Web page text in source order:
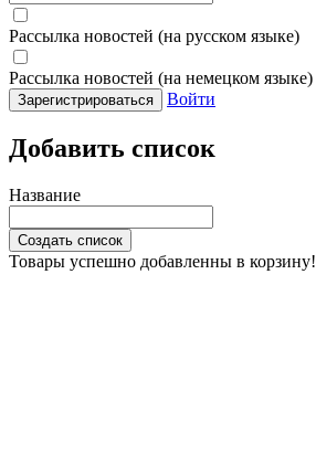
Рассылка новостей (на русском языке)
Рассылка новостей (на немецком языке)
Зарегистрироваться Войти
Добавить список
Название
Создать список
Товары успешно добавленны в корзину!